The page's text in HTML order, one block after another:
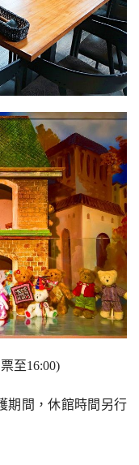
至16:00)
期間，休館時間另行